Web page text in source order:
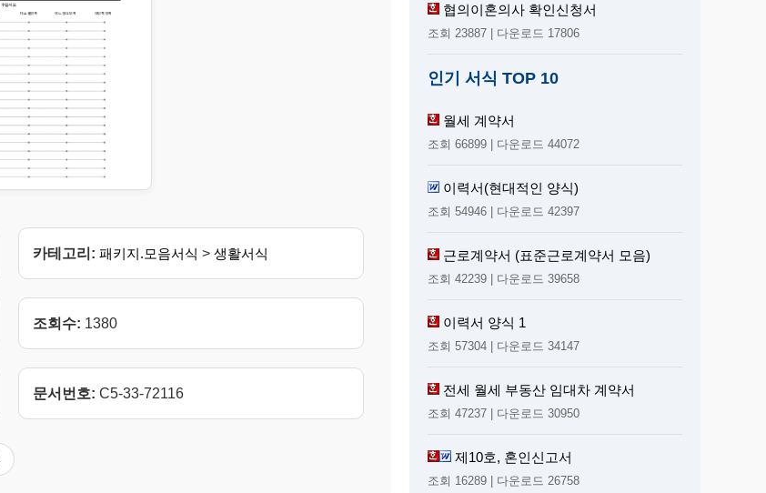
카테고리: 패키지.모음서식 > 생활서식
조회수: 1380
문서번호: C5-33-72116
협의이혼의사 확인신청서
조회 23887 | 다운로드 17806
인기 서식 TOP 10
월세 계약서
조회 66899 | 다운로드 44072
이력서(현대적인 양식)
조회 54946 | 다운로드 42397
근로계약서 (표준근로계약서 모음)
조회 42239 | 다운로드 39658
이력서 양식 1
조회 57304 | 다운로드 34147
전세 월세 부동산 임대차 계약서
조회 47237 | 다운로드 30950
제10호, 혼인신고서
조회 16289 | 다운로드 26758